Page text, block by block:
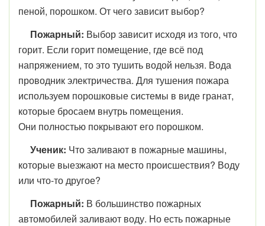
пеной, порошком. От чего зависит выбор?
Пожарный: Выбор зависит исходя из того, что
горит. Если горит помещение, где всё под
напряжением, то это тушить водой нельзя. Вода
проводник электричества. Для тушения пожара
используем порошковые системы в виде гранат,
которые бросаем внутрь помещения.
Они полностью покрывают его порошком.
Ученик: Что заливают в пожарные машины,
которые выезжают на место происшествия? Воду
или что-то другое?
Пожарный: В большинство пожарных
автомобилей заливают воду. Но есть пожарные